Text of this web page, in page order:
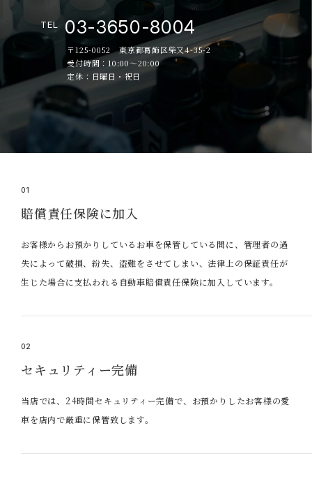
TEL 03-3650-8004
〒125-0052 東京都葛飾区柴又4-35-2
受付時間：10:00～20:00
定休：日曜日・祝日
01
賠償責任保険に加入
お客様からお預かりしているお車を保管している間に、管理者の過
失によって破損、紛失、盗難をさせてしまい、法律上の保証責任が
生じた場合に支払われる自動車賠償責任保険に加入しています。
02
セキュリティー完備
当店では、24時間セキュリティー完備で、お預かりしたお客様の愛
車を店内で厳重に保管致します。